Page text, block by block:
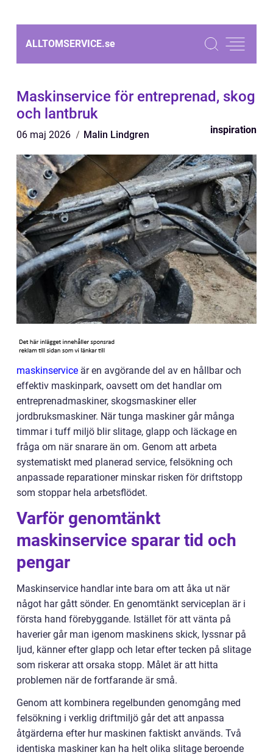
ALLTOMSERVICE.se
Maskinservice för entreprenad, skog
och lantbruk
06 maj 2026 Malin Lindgren inspiration
maskinservice är en avgörande del av en hållbar och
effektiv maskinpark, oavsett om det handlar om
entreprenadmaskiner, skogsmaskiner eller
jordbruksmaskiner. När tunga maskiner går många
timmar i tuff miljö blir slitage, glapp och läckage en
fråga om när snarare än om. Genom att arbeta
systematiskt med planerad service, felsökning och
anpassade reparationer minskar risken för driftstopp
som stoppar hela arbetsflödet.
Varför genomtänkt
maskinservice sparar tid och
pengar
Maskinservice handlar inte bara om att åka ut när
något har gått sönder. En genomtänkt serviceplan är i
första hand förebyggande. Istället för att vänta på
haverier går man igenom maskinens skick, lyssnar på
ljud, känner efter glapp och letar efter tecken på slitage
som riskerar att orsaka stopp. Målet är att hitta
problemen när de fortfarande är små.
Genom att kombinera regelbunden genomgång med
felsökning i verklig driftmiljö går det att anpassa
åtgärderna efter hur maskinen faktiskt används. Två
identiska maskiner kan ha helt olika slitage beroende